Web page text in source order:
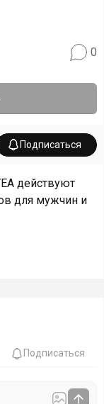
0
Подписаться
действуют
для мужчин и
Подписаться